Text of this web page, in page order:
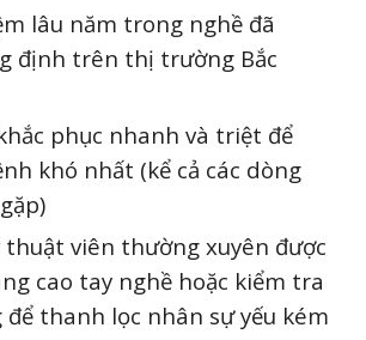
lâu năm trong nghề đã
định trên thị trường Bắc
phục nhanh và triệt để
khó nhất (kể cả các dòng
viên thường xuyên được
cao tay nghề hoặc kiểm tra
thanh lọc nhân sự yếu kém